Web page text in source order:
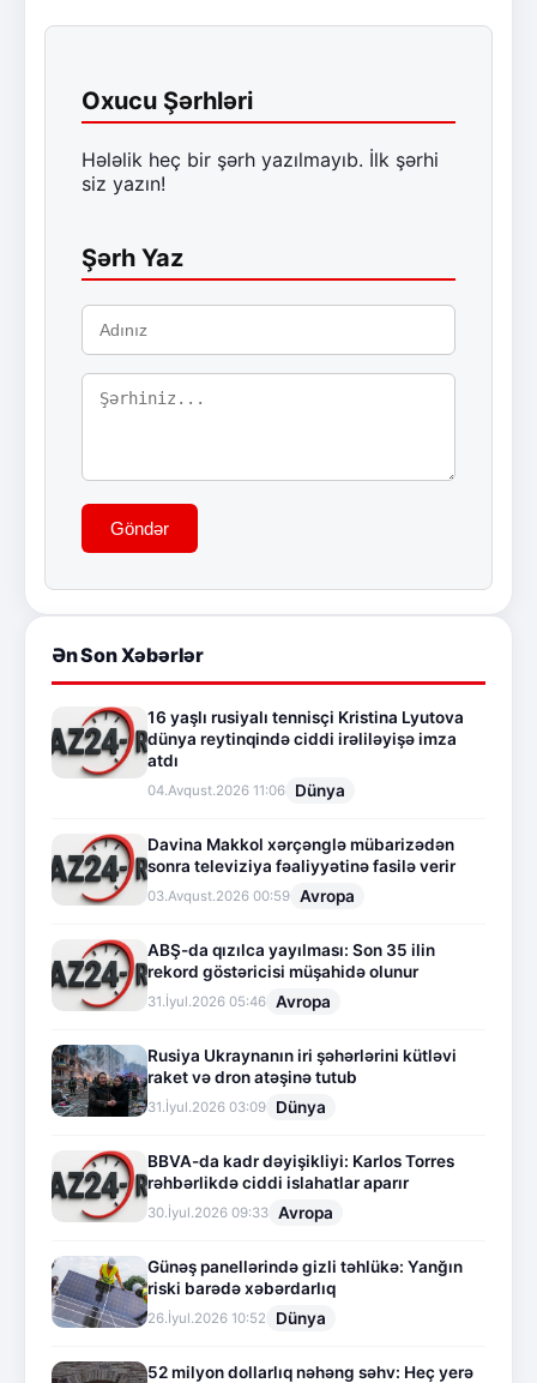
Oxucu Şərhləri
Hələlik heç bir şərh yazılmayıb. İlk şərhi
siz yazın!
Şərh Yaz
Göndər
Ən Son Xəbərlər
16 yaşlı rusiyalı tennisçi Kristina Lyutova
dünya reytinqində ciddi irəliləyişə imza
atdı
04.Avqust.2026 11:06 Dünya
Davina Makkol xərçənglə mübarizədən
sonra televiziya fəaliyyətinə fasilə verir
03.Avqust.2026 00:59 Avropa
ABŞ-da qızılca yayılması: Son 35 ilin
rekord göstəricisi müşahidə olunur
31.İyul.2026 05:46 Avropa
Rusiya Ukraynanın iri şəhərlərini kütləvi
raket və dron atəşinə tutub
31.İyul.2026 03:09 Dünya
BBVA-da kadr dəyişikliyi: Karlos Torres
rəhbərlikdə ciddi islahatlar aparır
30.İyul.2026 09:33 Avropa
Günəş panellərində gizli təhlükə: Yanğın
riski barədə xəbərdarlıq
26.İyul.2026 10:52 Dünya
52 milyon dollarlıq nəhəng səhv: Heç yerə